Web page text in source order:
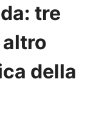
tre
della